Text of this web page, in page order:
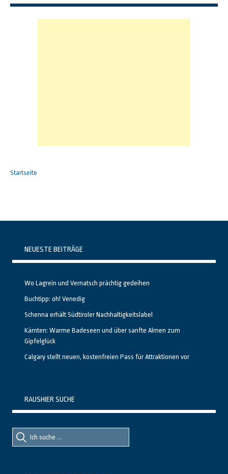
Startseite
NEUESTE BEITRÄGE
Wo Lagrein und Vernatsch prächtig gedeihen
Buchtipp: oh! Venedig
Schenna erhält Südtiroler Nachhaltigkeitslabel
Kärnten: Warme Badeseen und über sanfte Almen zum
Gipfelglück
Calgary stellt neuen, kostenfreien Pass für Attraktionen vor
RAUSHIER SUCHE
Suche
nach::
Suche
nach: